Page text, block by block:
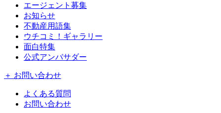
エージェント募集
お知らせ
不動産用語集
ウチコミ！ギャラリー
面白特集
公式アンバサダー
＋ お問い合わせ
よくある質問
お問い合わせ